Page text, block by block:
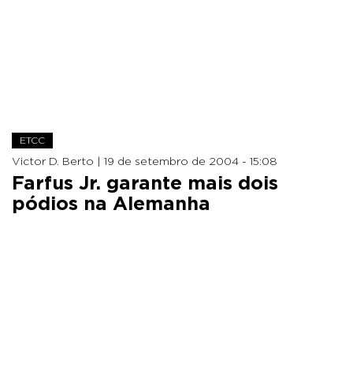
ETCC
Victor D. Berto | 19 de setembro de 2004 - 15:08
Farfus Jr. garante mais dois
pódios na Alemanha